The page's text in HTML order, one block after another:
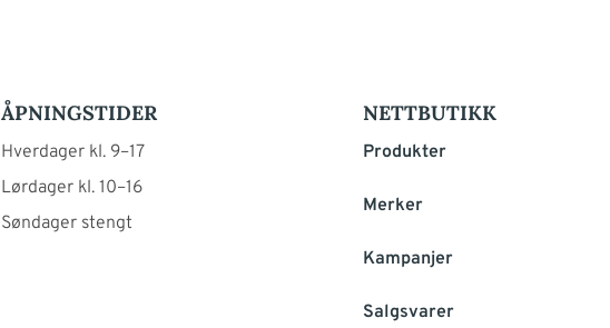
ÅPNINGSTIDER
Hverdager kl. 9–17
Lørdager kl. 10–16
Søndager stengt
NETTBUTIKK
Produkter
Merker
Kampanjer
Salgsvarer